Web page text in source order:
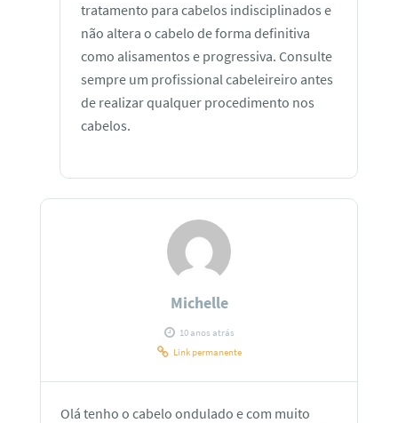
tratamento para cabelos indisciplinados e
não altera o cabelo de forma definitiva
como alisamentos e progressiva. Consulte
sempre um profissional cabeleireiro antes
de realizar qualquer procedimento nos
cabelos.
Michelle
10 anos atrás
Link permanente
Olá tenho o cabelo ondulado e com muito